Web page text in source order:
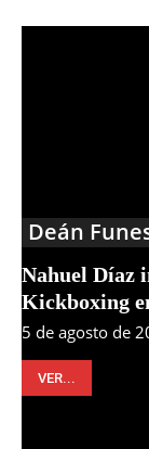
Deán
Nahuel Díaz
Kickboxing
5 de agosto de
VER...